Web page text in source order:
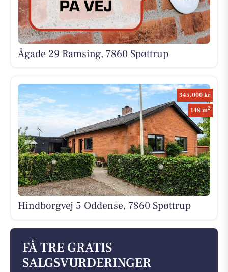
Ågade 29 Ramsing, 7860 Spøttrup
345.000 kr
148 m2
Hindborgvej 5 Oddense, 7860 Spøttrup
FÅ TRE GRATIS
SALGSVURDERINGER